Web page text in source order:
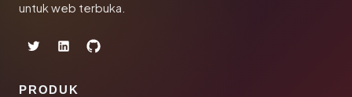
untuk web terbuka.
PRODUK